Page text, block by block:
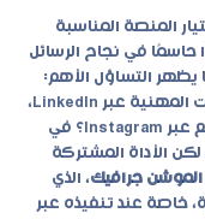
المنصة المناسبة
حاسمًا في نجاح الرسائل
يظهر التساؤل الأهم:
هل الأفضل التركيز على الجدية وبناء العلاقات المهنية عبر LinkedIn،
أم الاتجاه إلى الجذب البصري والتفاعل السريع عبر Instagram؟ في
الأداة المشتركة
الموشن جرافيك، الذي
خاصة عند تنفيذه عبر